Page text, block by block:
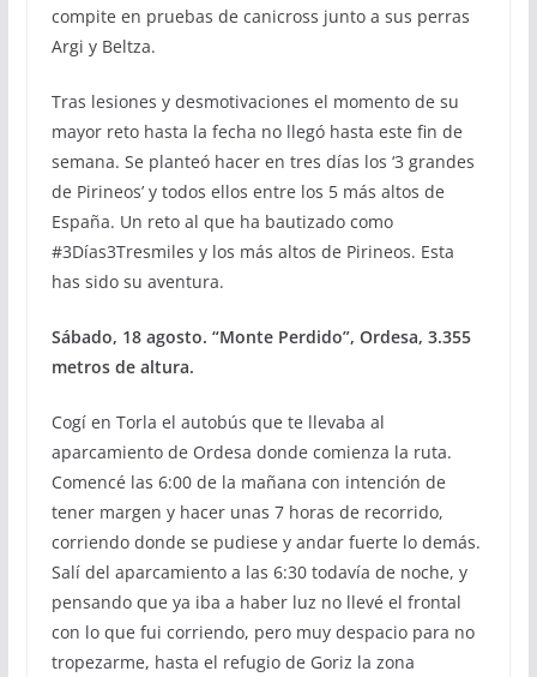
compite en pruebas de canicross junto a sus perras
Argi y Beltza.
Tras lesiones y desmotivaciones el momento de su
mayor reto hasta la fecha no llegó hasta este fin de
semana. Se planteó hacer en tres días los ‘3 grandes
de Pirineos’ y todos ellos entre los 5 más altos de
España. Un reto al que ha bautizado como
#3Días3Tresmiles y los más altos de Pirineos. Esta
has sido su aventura.
Sábado, 18 agosto. “Monte Perdido”, Ordesa, 3.355
metros de altura.
Cogí en Torla el autobús que te llevaba al
aparcamiento de Ordesa donde comienza la ruta.
Comencé las 6:00 de la mañana con intención de
tener margen y hacer unas 7 horas de recorrido,
corriendo donde se pudiese y andar fuerte lo demás.
Salí del aparcamiento a las 6:30 todavía de noche, y
pensando que ya iba a haber luz no llevé el frontal
con lo que fui corriendo, pero muy despacio para no
tropezarme, hasta el refugio de Goriz la zona